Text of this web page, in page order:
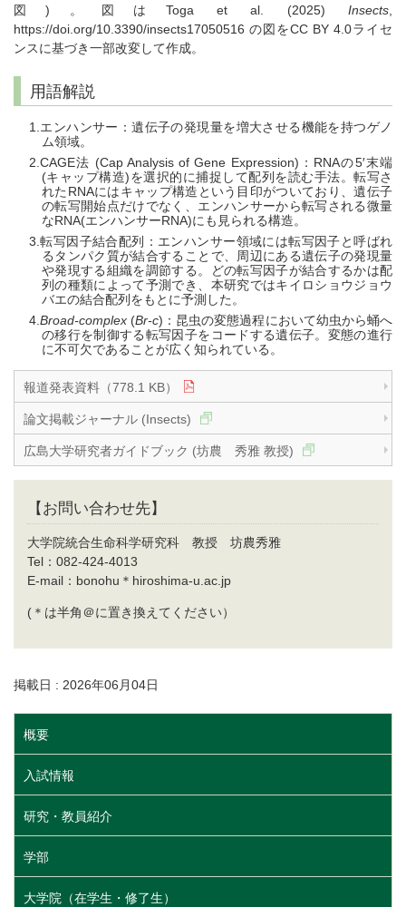
図)。図はToga et al. (2025) Insects
https://doi.org/10.3390/insects17050516 の図をCC BY 4.0ライセ
ンスに基づき一部改変して作成。
用語解説
エンハンサー：遺伝子の発現量を増大させる機能を持つゲノ
ム領域。
CAGE法 (Cap Analysis of Gene Expression)：RNAの5′末端
(キャップ構造)を選択的に捕捉して配列を読む手法。転写さ
れたRNAにはキャップ構造という目印がついており、遺伝子
の転写開始点だけでなく、エンハンサーから転写される微量
なRNA(エンハンサーRNA)にも見られる構造。
転写因子結合配列：エンハンサー領域には転写因子と呼ばれ
るタンパク質が結合することで、周辺にある遺伝子の発現量
や発現する組織を調節する。どの転写因子が結合するかは配
列の種類によって予測でき、本研究ではキイロショウジョウ
バエの結合配列をもとに予測した。
Broad-complex (Br-c)：昆虫の変態過程において幼虫から蛹へ
の移行を制御する転写因子をコードする遺伝子。変態の進行
に不可欠であることが広く知られている。
報道発表資料（778.1 KB）
論文掲載ジャーナル (Insects)
広島大学研究者ガイドブック (坊農 秀雅 教授)
【お問い合わせ先】
大学院統合生命科学研究科 教授 坊農秀雅
Tel：082-424-4013
E-mail：bonohu＊hiroshima-u.ac.jp
(＊は半角＠に置き換えてください）
掲載日 : 2026年06月04日
概要
入試情報
研究・教員紹介
学部
大学院（在学生・修了生）